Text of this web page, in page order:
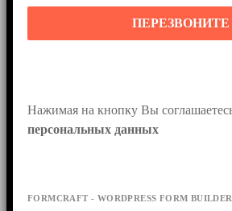
ПЕРЕЗВОНИТЕ
персональных данных
FORMCRAFT - WORDPRESS FORM BUILDER